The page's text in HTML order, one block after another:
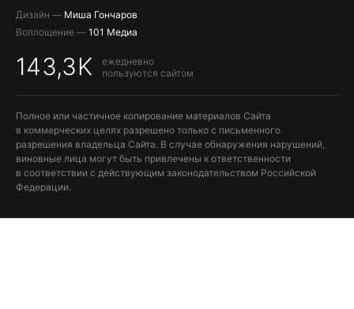
Дизайн — Миша Гончаров
Воплощение — 101 Медиа
143,3K
ежедневно
пользуются сайтом
Полное или частичное копирование материалов Сайта
в коммерческих целях разрешено только с письменного
разрешения владельца Сайта. В случае обнаружения нарушений,
виновные лица могут быть привлечены к ответственности
в соответствии с действующим законодательством Российской
Федерации.